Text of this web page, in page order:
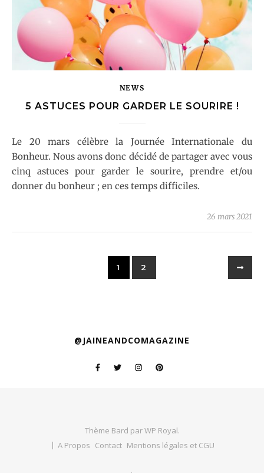
NEWS
5 ASTUCES POUR GARDER LE SOURIRE !
Le 20 mars célèbre la Journée Internationale du
Bonheur. Nous avons donc décidé de partager avec vous
cinq astuces pour garder le sourire, prendre et/ou
donner du bonheur ; en ces temps difficiles.
26 mars 2021
1 2
@JAINEANDCOMAGAZINE
Thème Bard parWP Royal.
A Propos Contact Mentions légales et CGU